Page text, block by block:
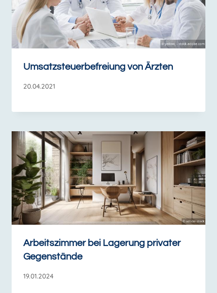
Umsatzsteuerbefreiung von Ärzten
20.04.2021
Arbeitszimmer bei Lagerung privater
Gegenstände
19.01.2024